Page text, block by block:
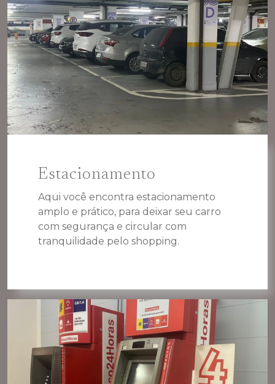
Estacionamento
Aqui você encontra estacionamento
amplo e prático, para deixar seu carro
com segurança e circular com
tranquilidade pelo shopping.